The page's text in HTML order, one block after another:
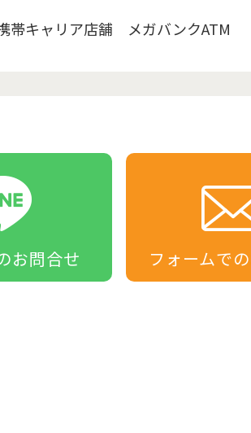
キャリア店舗 メガバンクATM
お問合せ フォームでの